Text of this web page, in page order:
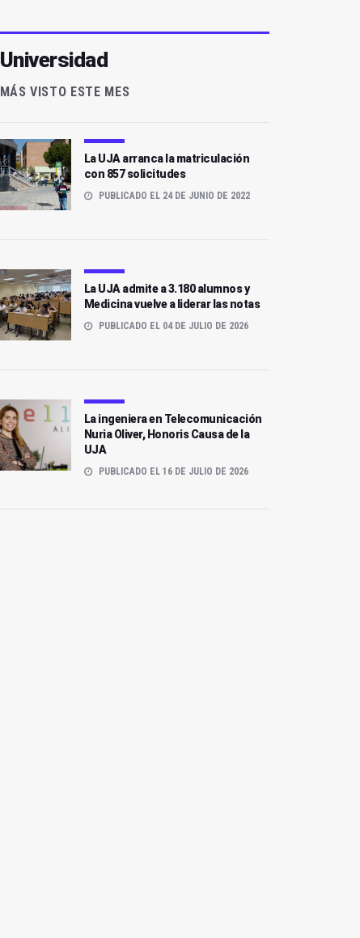
Universidad
MÁS VISTO ESTE MES
La UJA arranca la matriculación
con 857 solicitudes
PUBLICADO EL 24 DE JUNIO DE 2022
La UJA admite a 3.180 alumnos y
Medicina vuelve a liderar las notas
PUBLICADO EL 04 DE JULIO DE 2026
La ingeniera en Telecomunicación
Nuria Oliver, Honoris Causa de la
UJA
PUBLICADO EL 16 DE JULIO DE 2026